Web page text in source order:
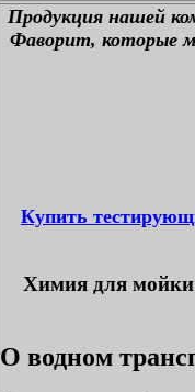
Продукция нашей
Фаворит, которые
Купить
Химия для мойки
О водном